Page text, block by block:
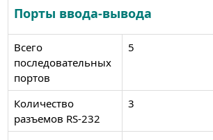
Порты ввода-вывода
Всего
последовательных
портов
5
Количество
разъемов RS-232
3